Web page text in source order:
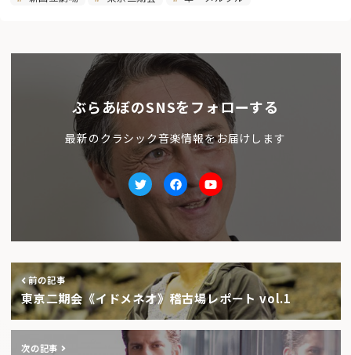
ぶらあぼのSNSをフォローする
最新のクラシック音楽情報をお届けします
TwitterfacebookYoutube
前の記事
東京二期会《イドメネオ》稽古場レポート vol.1
次の記事